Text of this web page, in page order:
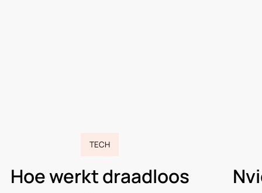
TECH
Nvidia GeForce RTX 40